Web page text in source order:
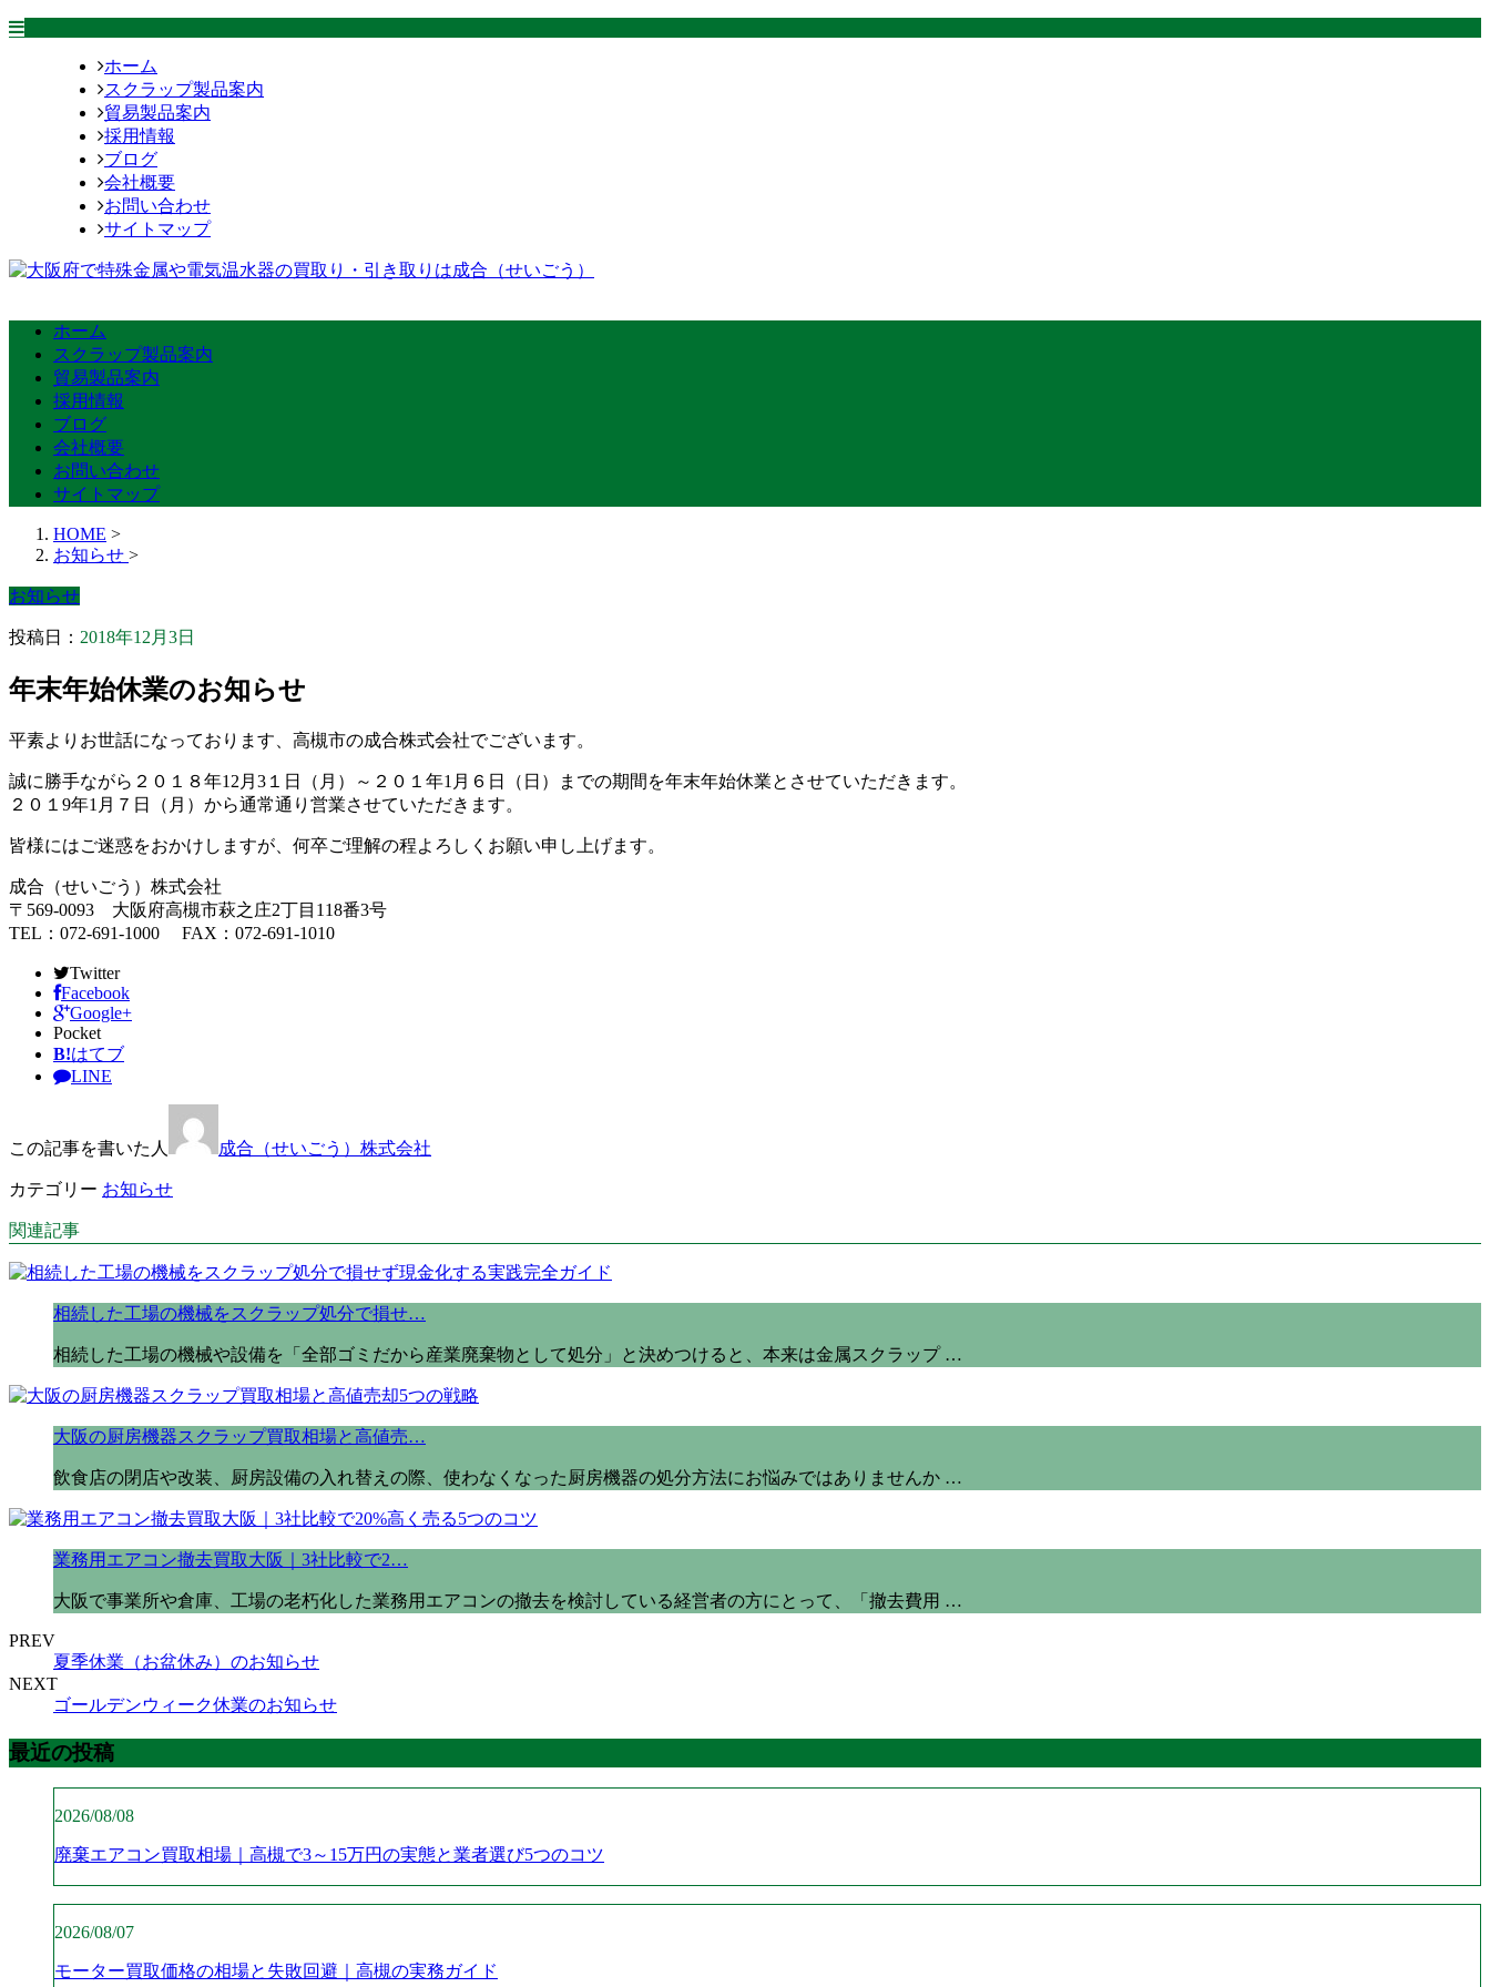
ホーム
スクラップ製品案内
貿易製品案内
採用情報
ブログ
会社概要
お問い合わせ
サイトマップ
ホーム
スクラップ製品案内
貿易製品案内
採用情報
ブログ
会社概要
お問い合わせ
サイトマップ
HOME >
お知らせ >
お知らせ
投稿日： 2018年12月3日
年末年始休業のお知らせ
平素よりお世話になっております、高槻市の成合株式会社でございます。
誠に勝手ながら２０１８年12月3１日（月）～２０１年1月６日（日）までの期間を年末年始休業とさせていただきます。
２０１9年1月７日（月）から通常通り営業させていただきます。
皆様にはご迷惑をおかけしますが、何卒ご理解の程よろしくお願い申し上げます。
成合（せいごう）株式会社
〒569-0093 大阪府高槻市萩之庄2丁目118番3号
TEL：072-691-1000 FAX：072-691-1010
Twitter
Facebook
Google+
Pocket
B!はてブ
LINE
この記事を書いた人 成合（せいごう）株式会社
カテゴリー お知らせ
関連記事
相続した工場の機械をスクラップ処分で損せ…
相続した工場の機械や設備を「全部ゴミだから産業廃棄物として処分」と決めつけると、本来は金属スクラップ …
大阪の厨房機器スクラップ買取相場と高値売…
飲食店の閉店や改装、厨房設備の入れ替えの際、使わなくなった厨房機器の処分方法にお悩みではありませんか …
業務用エアコン撤去買取大阪｜3社比較で2…
大阪で事業所や倉庫、工場の老朽化した業務用エアコンの撤去を検討している経営者の方にとって、「撤去費用 …
PREV
夏季休業（お盆休み）のお知らせ
NEXT
ゴールデンウィーク休業のお知らせ
最近の投稿
2026/08/08
廃棄エアコン買取相場｜高槻で3～15万円の実態と業者選び5つのコツ
2026/08/07
モーター買取価格の相場と失敗回避｜高槻の実務ガイド